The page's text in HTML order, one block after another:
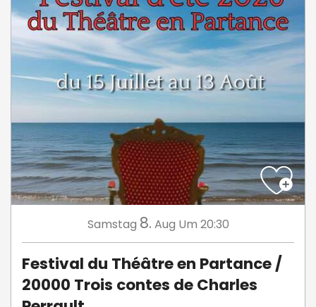
Samstag 8. Aug Um 20:30
Festival du Théâtre en Partance /
20000 Trois contes de Charles